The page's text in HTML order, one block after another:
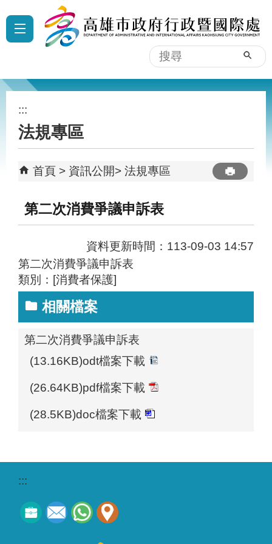
跳到主要內容區塊
搜
尋
:::
法規專區
首頁 資訊公開 法規專區
第二次消費爭議申訴表
資料更新時間：113-09-03 14:57
第二次消費爭議申訴表
類別：[消費者保護]
相關檔案
第二次消費爭議申訴表
(13.16KB)odt檔案下載
(26.64KB)pdf檔案下載
(28.5KB)doc檔案下載
:::